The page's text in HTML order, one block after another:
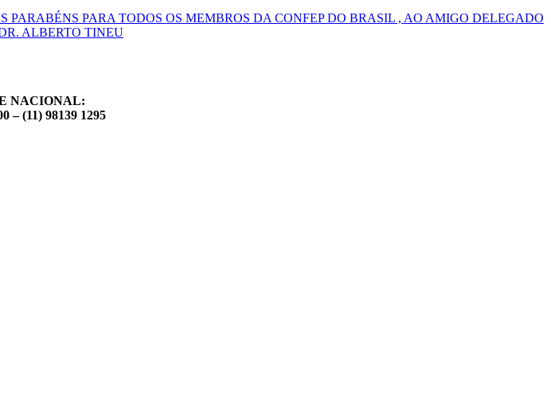
PARA TODOS OS MEMBROS DA CONFEP DO BRASIL , AO AMIGO DELEGADO
ALBERTO TINEU
NACIONAL:
– (11) 98139 1295